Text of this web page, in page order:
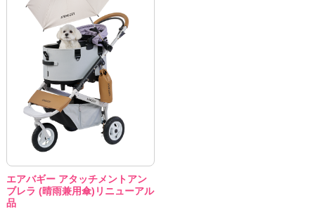
エアバギー アタッチメントアン
ブレラ (晴雨兼用傘)リニューアル
品